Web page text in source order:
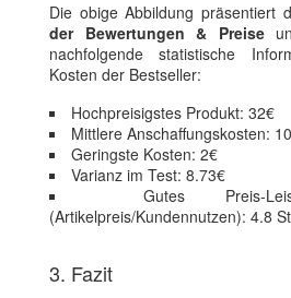
Die obige Abbildung präsentiert
der Bewertungen & Preise
nachfolgende statistische
Kosten der Bestseller:
Hochpreisigstes Produkt: 32€
Mittlere Anschaffungskosten:
Geringste Kosten: 2€
Varianz im Test: 8.73€
Gutes Preis-
(Artikelpreis/Kundennutzen): 4.8
3. Fazit